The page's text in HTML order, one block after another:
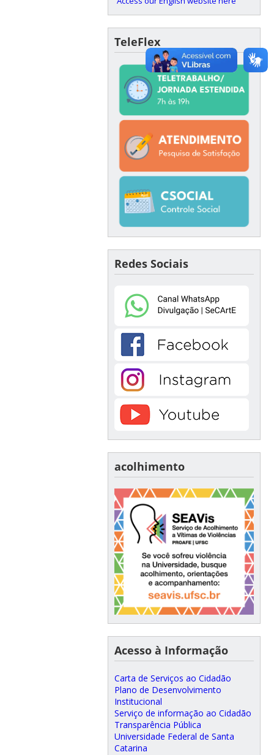
TeleFlex
Redes Sociais
acolhimento
Acesso à Informação
Carta de Serviços ao Cidadão
Plano de Desenvolvimento
Institucional
Serviço de informação ao Cidadão
Transparência Pública
Universidade Federal de Santa
Catarina